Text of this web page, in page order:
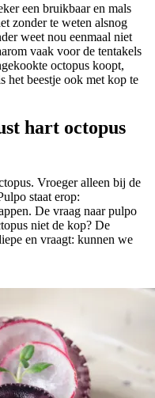
een bruikbaar en mals
zonder te weten alsnog
weet nou eenmaal niet
vaak voor de tentakels
octopus koopt,
het beestje ook met kop te
hart octopus
Vroeger alleen bij de
staat erop:
De vraag naar pulpo
niet de kop? De
en vraagt: kunnen we